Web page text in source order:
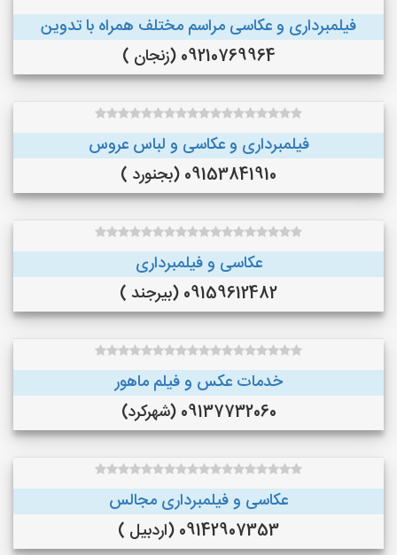
فیلمبرداری و عکاسی مراسم مختلف همراه با تدوین
09210769964 (زنجان )
فیلمبرداری و عکاسی و لباس عروس
09153841910 (بجنورد )
عکاسی و فیلمبرداری
09159612482 (بیرجند )
خدمات عکس و فیلم ماهور
09137732060 (شهرکرد)
عکاسی و فیلمبرداری مجالس
09142907353 (اردبیل )